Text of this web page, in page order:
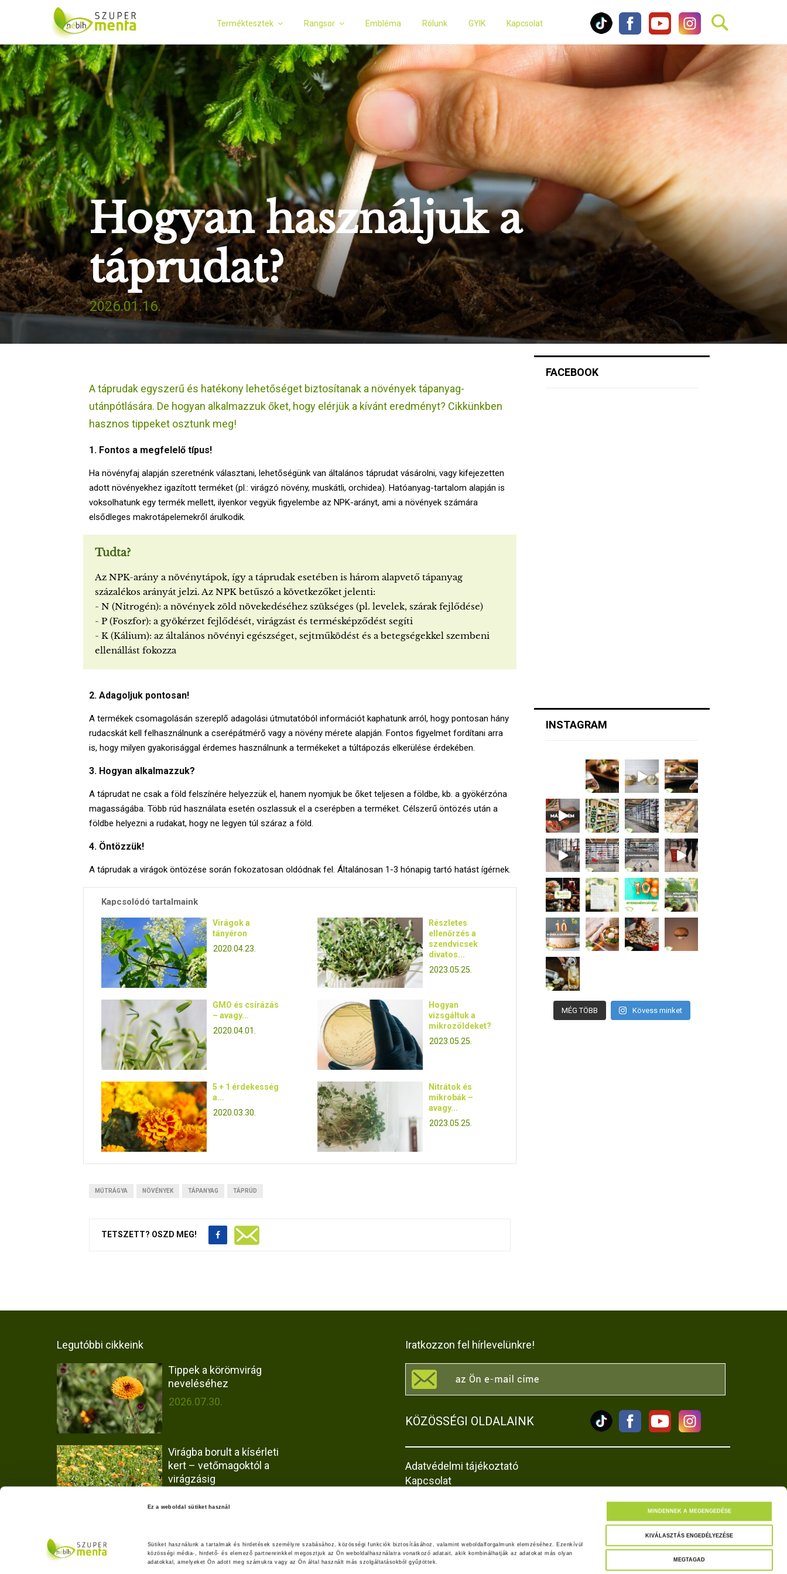
Ez a weboldal sütiket használ
Sütiket használunk a tartalmak és hirdetések személyre szabásához, közösségi funkciók biztosításához, valamint weboldalforgalmunk elemzéséhez. Ezenkívül
közösségi média-, hirdető- és elemező partnereinkkel megosztjuk az Ön weboldalhasználatra vonatkozó adatait, akik kombinálhatják az adatokat más olyan
adatokkal, amelyeket Ön adott meg számukra vagy az Ön által használt más szolgáltatásokból gyűjtöttek.
MINDENNEK A MEGENGEDÉSE
KIVÁLASZTÁS ENGEDÉLYEZÉSE
MEGTAGAD
Terméktesztek Rangsor Embléma Rólunk GYIK Kapcsolat
Hogyan használjuk a
táprudat?
2026.01.16.
A táprudak egyszerű és hatékony lehetőséget biztosítanak a növények tápanyag-
utánpótlására. De hogyan alkalmazzuk őket, hogy elérjük a kívánt eredményt? Cikkünkben
hasznos tippeket osztunk meg!
1. Fontos a megfelelő típus!
Ha növényfaj alapján szeretnénk választani, lehetőségünk van általános táprudat vásárolni, vagy kifejezetten
adott növényekhez igazított terméket (pl.: virágzó növény, muskátli, orchidea). Hatóanyag-tartalom alapján is
voksolhatunk egy termék mellett, ilyenkor vegyük figyelembe az NPK-arányt, ami a növények számára
elsődleges makrotápelemekről árulkodik.
Tudta?
Az NPK-arány a növénytápok, így a táprudak esetében is három alapvető tápanyag
százalékos arányát jelzi. Az NPK betűszó a következőket jelenti:
- N (Nitrogén): a növények zöld növekedéséhez szükséges (pl. levelek, szárak fejlődése)
- P (Foszfor): a gyökérzet fejlődését, virágzást és termésképződést segíti
- K (Kálium): az általános növényi egészséget, sejtműködést és a betegségekkel szembeni
ellenállást fokozza
2. Adagoljuk pontosan!
A termékek csomagolásán szereplő adagolási útmutatóból információt kaphatunk arról, hogy pontosan hány
rudacskát kell felhasználnunk a cserépátmérő vagy a növény mérete alapján. Fontos figyelmet fordítani arra
is, hogy milyen gyakorisággal érdemes használnunk a termékeket a túltápozás elkerülése érdekében.
3. Hogyan alkalmazzuk?
A táprudat ne csak a föld felszínére helyezzük el, hanem nyomjuk be őket teljesen a földbe, kb. a gyökérzóna
magasságába. Több rúd használata esetén oszlassuk el a cserépben a terméket. Célszerű öntözés után a
földbe helyezni a rudakat, hogy ne legyen túl száraz a föld.
4. Öntözzük!
A táprudak a virágok öntözése során fokozatosan oldódnak fel. Általánosan 1-3 hónapig tartó hatást ígérnek.
Kapcsolódó tartalmaink
Virágok a
tányéron
2020.04.23.
GMO és csírázás
– avagy...
2020.04.01.
5 + 1 érdekesség
a...
2020.03.30.
Részletes
ellenőrzés a
szendvicsek
divatos...
2023.05.25.
Hogyan
vizsgáltuk a
mikrozöldeket?
2023.05.25.
Nitrátok és
mikrobák –
avagy...
2023.05.25.
MŰTRÁGYA NÖVÉNYEK TÁPANYAG TÁPRÚD
TETSZETT? OSZD MEG!
FACEBOOK
INSTAGRAM
MÉG TÖBB Kövess minket
Legutóbbi cikkeink
Tippek a körömvirág
neveléséhez
2026.07.30.
Virágba borult a kísérleti
kert – vetőmagoktól a
virágzásig
Olaszrizling borok fajta-
eredetét?
Iratkozzon fel hírlevelünkre!
KÖZÖSSÉGI OLDALAINK
Adatvédelmi tájékoztató
Kapcsolat